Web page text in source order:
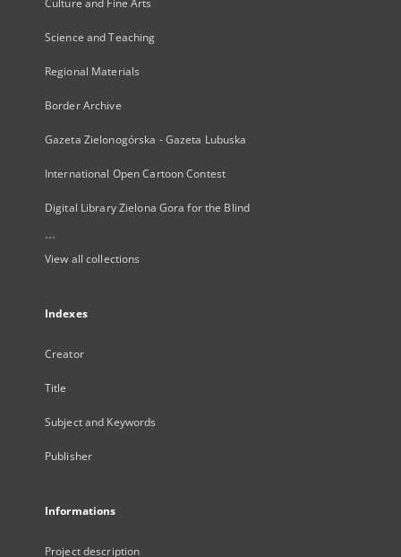
Culture and Fine Arts
Science and Teaching
Regional Materials
Border Archive
Gazeta Zielonogórska - Gazeta Lubuska
International Open Cartoon Contest
Digital Library Zielona Gora for the Blind
...
View all collections
Indexes
Creator
Title
Subject and Keywords
Publisher
Informations
Project description